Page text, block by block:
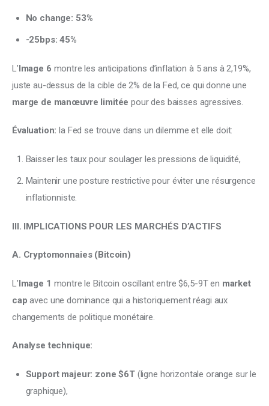
No change: 53%
-25bps: 45%
L’Image 6 montre les anticipations d’inflation à 5 ans à 2,19%,
juste au-dessus de la cible de 2% de la Fed, ce qui donne une
marge de manœuvre limitée pour des baisses agressives.
Évaluation: la Fed se trouve dans un dilemme et elle doit:
Baisser les taux pour soulager les pressions de liquidité,
Maintenir une posture restrictive pour éviter une résurgence
inflationniste.
III. IMPLICATIONS POUR LES MARCHÉS D’ACTIFS
A. Cryptomonnaies (Bitcoin)
L’Image 1 montre le Bitcoin oscillant entre $6,5-9T en market
cap avec une dominance qui a historiquement réagi aux
changements de politique monétaire.
Analyse technique:
Support majeur: zone $6T(ligne horizontale orange sur le
graphique),